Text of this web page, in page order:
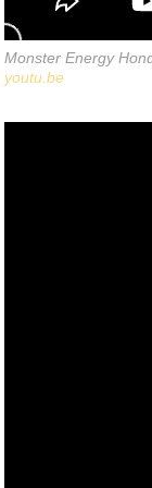
Monster Energy
youtu.be